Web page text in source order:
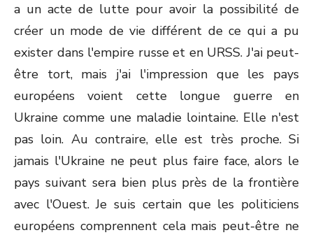
a un acte de lutte pour avoir la possibilité de
créer un mode de vie différent de ce qui a pu
exister dans l'empire russe et en URSS. J'ai peut-
être tort, mais j'ai l'impression que les pays
européens voient cette longue guerre en
Ukraine comme une maladie lointaine. Elle n'est
pas loin. Au contraire, elle est très proche. Si
jamais l'Ukraine ne peut plus faire face, alors le
pays suivant sera bien plus près de la frontière
avec l'Ouest. Je suis certain que les politiciens
européens comprennent cela mais peut-être ne